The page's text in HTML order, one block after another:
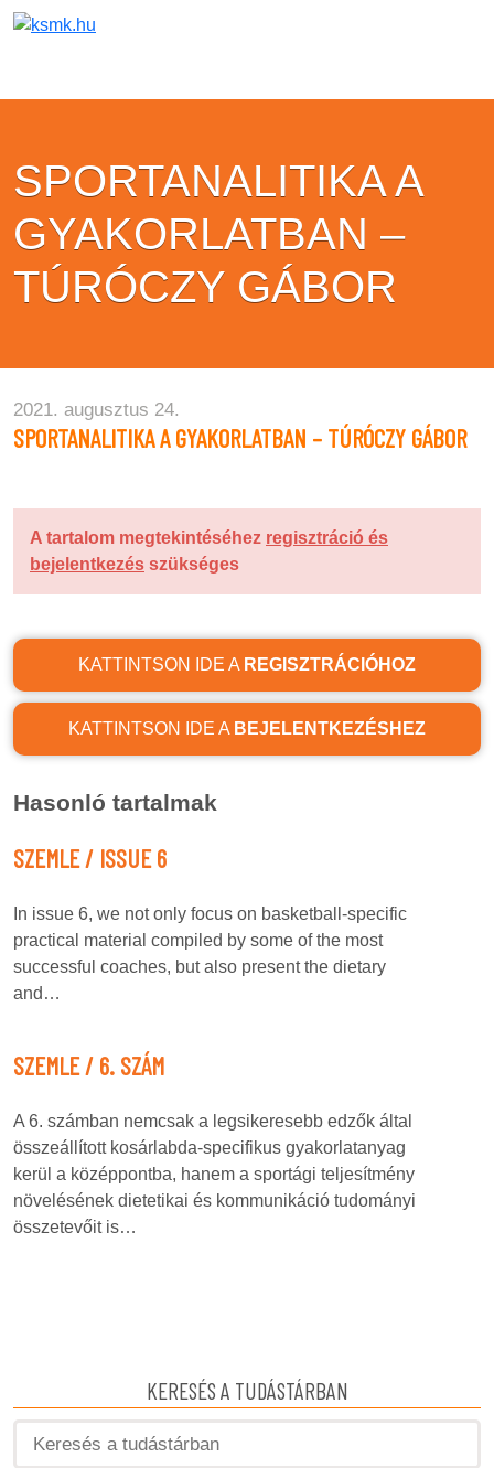
SPORTANALITIKA A
GYAKORLATBAN –
TÚRÓCZY GÁBOR
2021. augusztus 24.
SPORTANALITIKA A GYAKORLATBAN – TÚRÓCZY GÁBOR
A tartalom megtekintéséhez regisztráció és
bejelentkezés szükséges
KATTINTSON IDE A REGISZTRÁCIÓHOZ
KATTINTSON IDE A BEJELENTKEZÉSHEZ
Hasonló tartalmak
SZEMLE / ISSUE 6
In issue 6, we not only focus on basketball-specific
practical material compiled by some of the most
successful coaches, but also present the dietary
and…
SZEMLE / 6. SZÁM
A 6. számban nemcsak a legsikeresebb edzők által
összeállított kosárlabda-specifikus gyakorlatanyag
kerül a középpontba, hanem a sportági teljesítmény
növelésének dietetikai és kommunikáció tudományi
összetevőit is…
KERESÉS A TUDÁSTÁRBAN